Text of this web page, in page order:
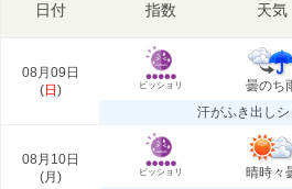
日付 指数 天気
08月09日
(日 ) ビッショリ 曇のち
汗がふき出し
08月10日
(月 ) ビッショリ 晴時々